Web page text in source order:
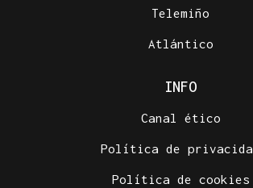
Telemiño
Atlántico
INFO
Canal ético
Política de
Política de cookies